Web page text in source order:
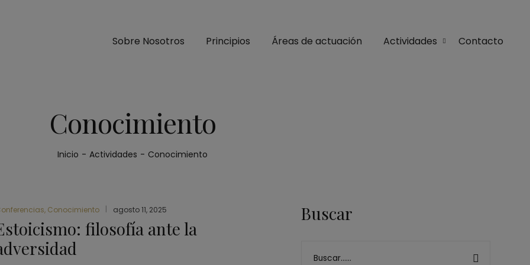
Sobre Nosotros Principios Áreas de actuación Actividades Contacto
Conocimiento
Inicio - Actividades - Conocimiento
Buscar
, Conocimiento agosto 11, 2025
filosofía ante la